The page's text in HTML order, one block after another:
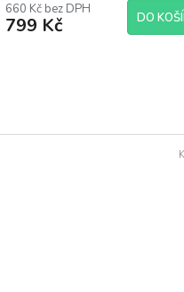
660 Kč bez DPH
799 Kč DO